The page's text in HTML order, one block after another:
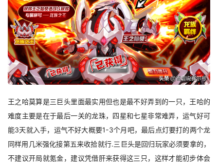
王之哈莫算是三巨头里面最实用但也是最不好弄到的一只，王哈的
难度主要是在于最后一关的龙珠，四星和七星非常难弄，运气好可
能3天就入手，运气不好大概要1-3个月吧，最后点灯要打的两个龙
同样用几米强化接第五来收拾就行.三巨头是回归玩家必须要拿的，
不建议开局就氪金，建议凭借肝来获得这三只，这样才能初步体会